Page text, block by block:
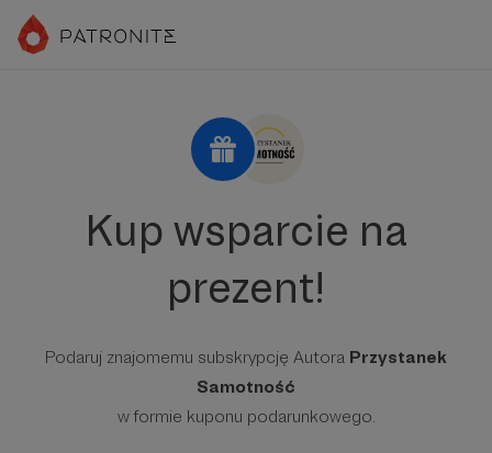
Kup wsparcie na
prezent!
Podaruj znajomemu subskrypcję Autora Przystanek
Samotność
w formie kuponu podarunkowego.